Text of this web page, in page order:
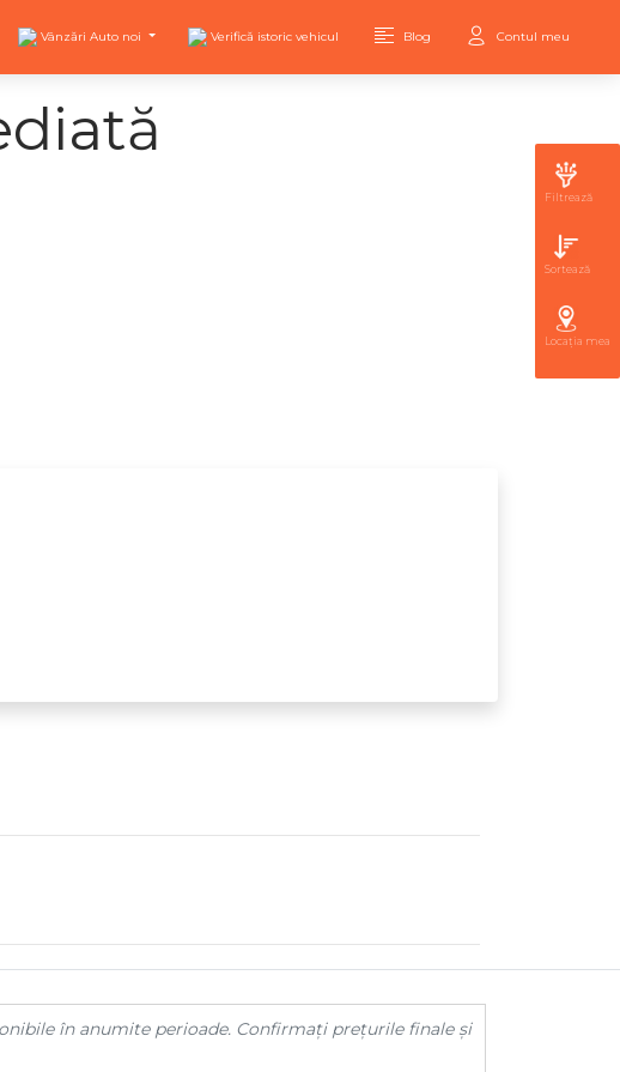
Vânzări Auto noi Verifică istoric vehicul Blog Contul meu
Filtrează
Sortează
Locația mea
în anumite perioade. Confirmați prețurile finale și